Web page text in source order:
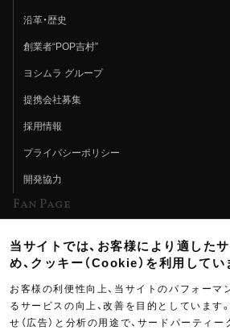
沿革・歴史
創業者“POP吉村”
ヨシムラ グループ
提携会社募集
採用情報
プライバシーポリシー
開発協力
Fan Page
ヨシムラTV
イベント情報
イベントスケジュール
当サイトでは、お客様により適した
め、クッキー（Cookie）を利用してい
お客様の利便性向上、当サイトのパフォーマ
るサービスの向上、改善を目的としています
せ（広告）と分析の用途で、サードパーティ